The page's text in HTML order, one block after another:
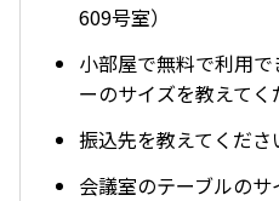
609号室）
小部屋で無料で利用
ーのサイズを教えてく
振込先を教えてくださ
会議室のテーブルのサ